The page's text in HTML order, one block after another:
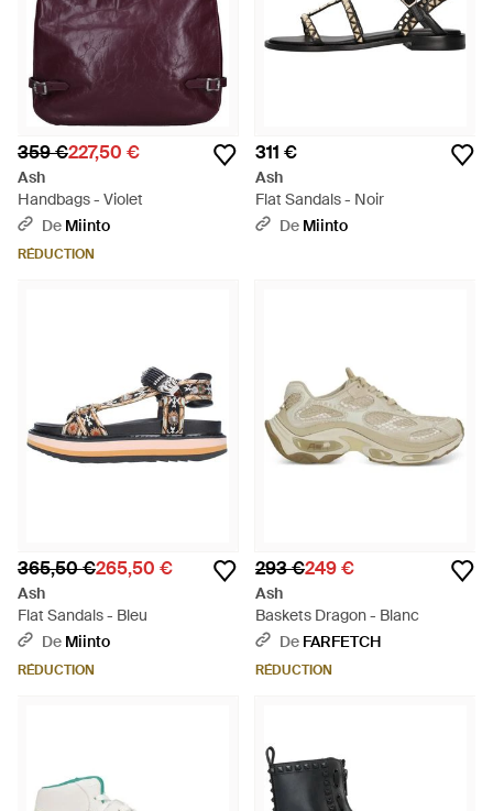
359 €227,50 €
Ash
Handbags - Violet
De Miinto
RÉDUCTION
311 €
Ash
Flat Sandals - Noir
De Miinto
365,50 €265,50 €
Ash
Flat Sandals - Bleu
De Miinto
RÉDUCTION
293 €249 €
Ash
Baskets Dragon - Blanc
De FARFETCH
RÉDUCTION